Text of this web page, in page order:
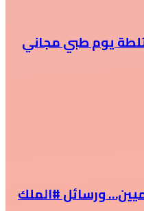
يوم طبي مجاني
ورسائل #الملك